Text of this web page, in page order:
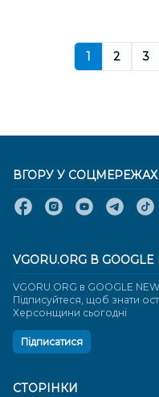
1 2 3
СТОРІНКИ
ВГОРУ У
VGORU.ORG В GOOGLE
VGORU.ORG в GOOGLE
Підписуйтеся, щоб знати
Херсонщини сьогодні
Підписатися